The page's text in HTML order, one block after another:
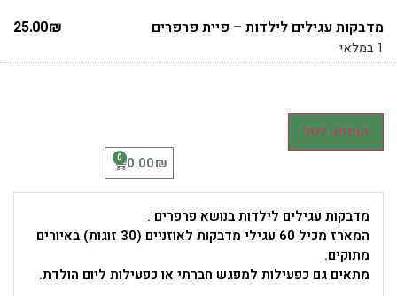
מדבקות עגילים לילדות – פיית פרפרים 25.00₪
1 במלאי
הוספה לסל
0.00₪
0
מדבקות עגילים לילדות בנושא פרפרים .
המארז מכיל 60 עגילי מדבקות לאוזניים (30 זוגות) באיורים
מתוקים.
מתאים גם כפעילות למפגש חברתי או כפעילות ליום הולדת.